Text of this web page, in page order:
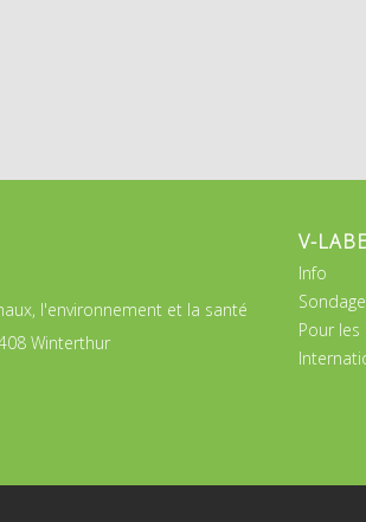
l'environnement et la santé
Winterthur
V-
Info
Pour